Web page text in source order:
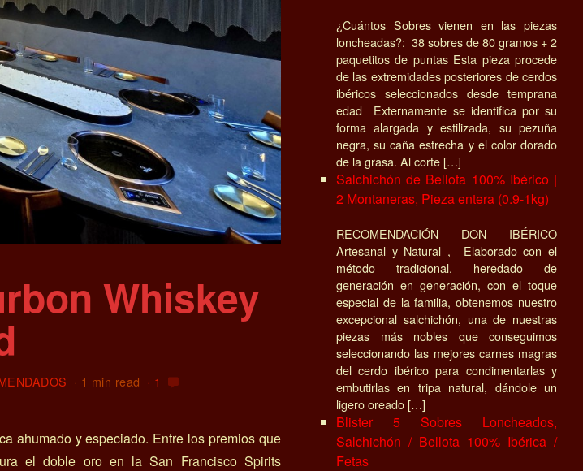
Whiskey
1 min read 1
ahumado y especiado. Entre los premios que
el doble oro en la San Francisco Spirits
¿Cuántos Sobres vienen en las piezas
loncheadas?: 38 sobres de 80 gramos + 2
paquetitos de puntas Esta pieza procede
de las extremidades posteriores de cerdos
ibéricos seleccionados desde temprana
edad Externamente se identifica por su
forma alargada y estilizada, su pezuña
negra, su caña estrecha y el color dorado
de la grasa. Al corte […]
Salchichón de Bellota 100% Ibérico |
2 Montaneras, Pieza entera (0.9-1kg)
RECOMENDACIÓN DON IBÉRICO
Artesanal y Natural , Elaborado con el
método tradicional, heredado de
generación en generación, con el toque
especial de la familia, obtenemos nuestro
excepcional salchichón, una de nuestras
piezas más nobles que conseguimos
seleccionando las mejores carnes magras
del cerdo ibérico para condimentarlas y
embutirlas en tripa natural, dándole un
ligero oreado […]
Blister 5 Sobres Loncheados,
Salchichón / Bellota 100% Ibérica /
Fetas